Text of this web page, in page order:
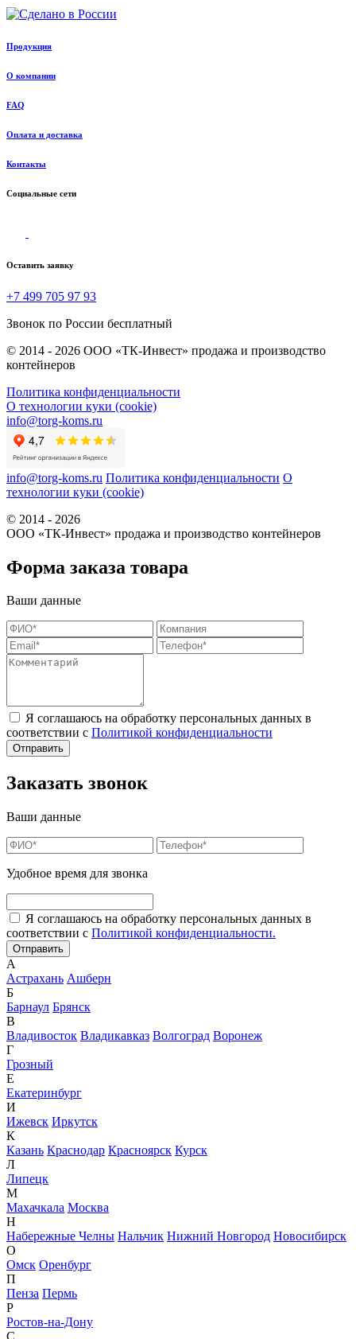
Продукция
О компании
FAQ
Оплата и доставка
Контакты
Социальные сети
Оставить заявку
+7 499 705 97 93
Звонок по России бесплатный
© 2014 - 2026 ООО «ТК-Инвест» продажа и производство
контейнеров
Политика конфиденциальности
О технологии куки (cookie)
info@torg-koms.ru
info@torg-koms.ru Политика конфиденциальности О
технологии куки (cookie)
© 2014 - 2026
ООО «ТК-Инвест» продажа и производство контейнеров
Форма заказа товара
Ваши данные
Я соглашаюсь на обработку персональных данных в
соответствии с Политикой конфиденциальности
Заказать звонок
Ваши данные
Удобное время для звонка
Я соглашаюсь на обработку персональных данных в
соответствии с Политикой конфиденциальности.
А
Астрахань Ашберн
Б
Барнаул Брянск
В
Владивосток Владикавказ Волгоград Воронеж
Г
Грозный
Е
Екатеринбург
И
Ижевск Иркутск
К
Казань Краснодар Красноярск Курск
Л
Липецк
М
Махачкала Москва
Н
Набережные Челны Нальчик Нижний Новгород Новосибирск
О
Омск Оренбург
П
Пенза Пермь
Р
Ростов-на-Дону